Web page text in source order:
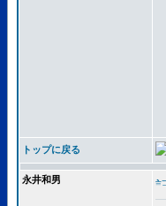
トップに戻る
永井和男